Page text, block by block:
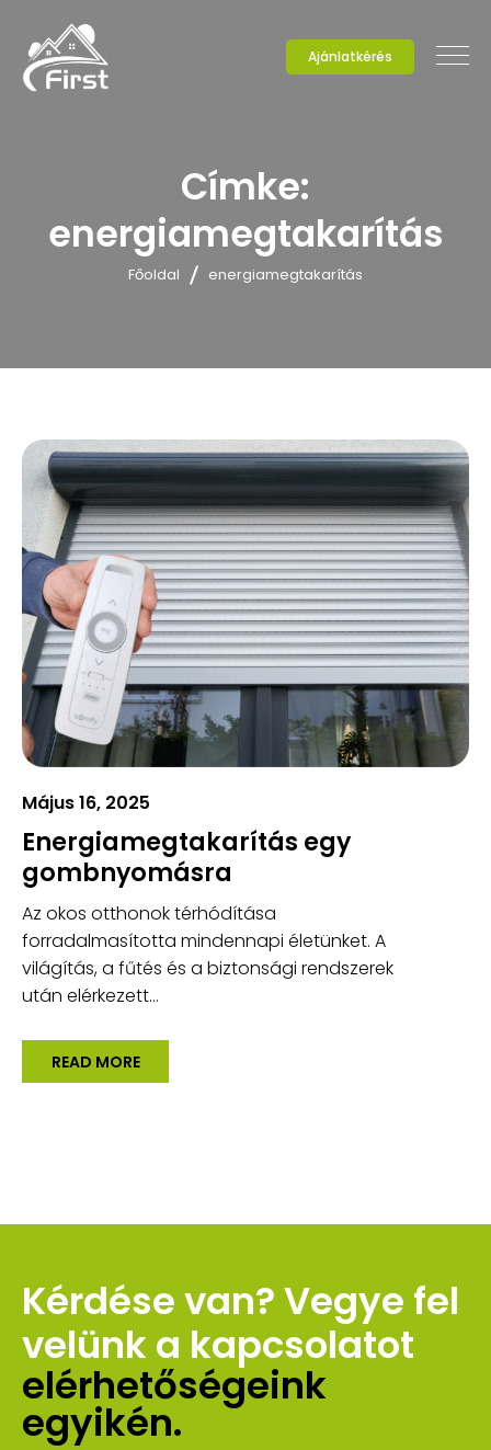
Ajánlatkérés
Címke:
energiamegtakarítás
Főoldal energiamegtakarítás
Május 16, 2025
Energiamegtakarítás egy
gombnyomásra
Az okos otthonok térhódítása
forradalmasította mindennapi életünket. A
világítás, a fűtés és a biztonsági rendszerek
után elérkezett...
READ MORE
Kérdése van? Vegye fel
velünk a kapcsolatot
elérhetőségeink
egyikén.